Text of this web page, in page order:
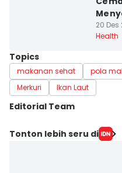
20 Des
Health
Topics
makanan sehat pola
Merkuri
Ikan Laut
Editorial Team
Editor
Tonton lebih seru di